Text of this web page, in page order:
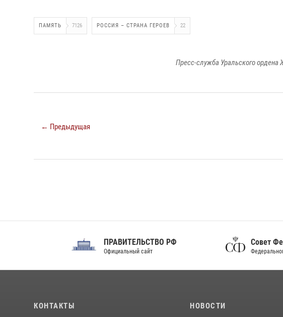
ПАМЯТЬ 7126 РОССИЯ – СТРАНА ГЕРОЕВ 22
Пресс-служба Уральского ордена
← Предыдущая
ПРАВИТЕЛЬСТВО РФ
Официальный сайт
Совет Федерации
Федерального Собрания
КОНТАКТЫ НОВОСТИ